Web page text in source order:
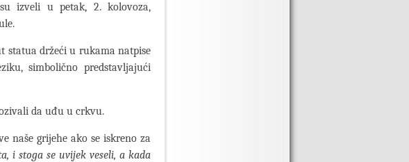
izveli u petak, 2. kolovoza,
statua držeći u rukama natpise
simbolično predstavljajući
da uđu u crkvu.
naše grijehe ako se iskreno za
i stoga se uvijek veseli, a kada